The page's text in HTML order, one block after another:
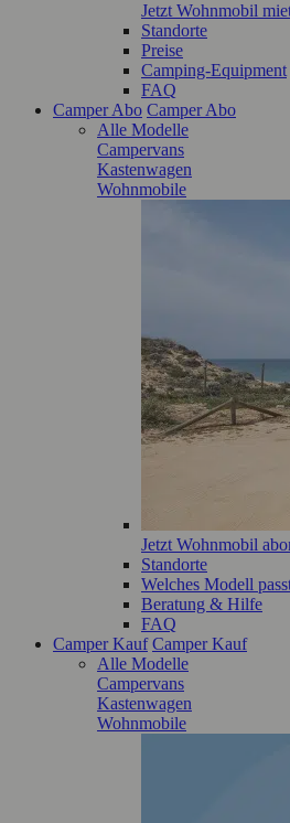
Jetzt Wohnmobil
Standorte
Preise
Camping-Equipment
FAQ
Camper Abo Camper Abo
Alle Modelle
Campervans
Kastenwagen
Wohnmobile
Jetzt Wohnmobil
Standorte
Welches Modell
Beratung & Hilfe
FAQ
Camper Kauf Camper Kauf
Alle Modelle
Campervans
Kastenwagen
Wohnmobile